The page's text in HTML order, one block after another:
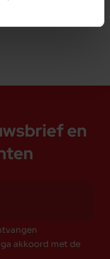
en
akkoord met de